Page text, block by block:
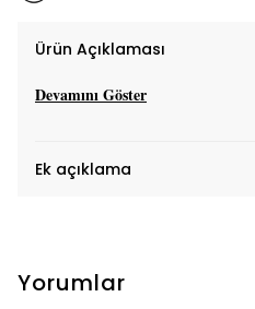
Ürün Açıklaması
Devamını Göster
Ek açıklama
Yorumlar